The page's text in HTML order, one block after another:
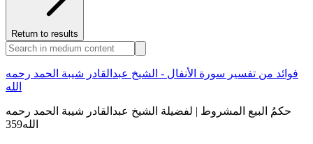
Return to results
فوائد من تفسير سورة الأنفال - الشيخ عبدالقادر شيبة الحمد رحمه
الله
حكمُ البيع المشروط | لفضيلة الشيخ عبدالقادر شيبة الحمد رحمه
الله359